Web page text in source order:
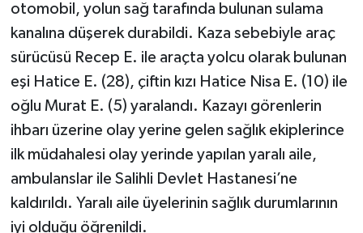
otomobil, yolun sağ tarafında bulunan sulama
kanalına düşerek durabildi. Kaza sebebiyle araç
sürücüsü Recep E. ile araçta yolcu olarak bulunan
eşi Hatice E. (28), çiftin kızı Hatice Nisa E. (10) ile
oğlu Murat E. (5) yaralandı. Kazayı görenlerin
ihbarı üzerine olay yerine gelen sağlık ekiplerince
ilk müdahalesi olay yerinde yapılan yaralı aile,
ambulanslar ile Salihli Devlet Hastanesi’ne
kaldırıldı. Yaralı aile üyelerinin sağlık durumlarının
iyi olduğu öğrenildi.